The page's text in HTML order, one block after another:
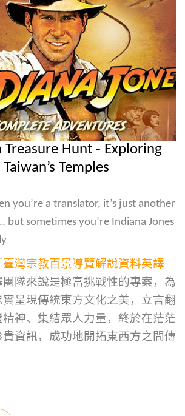
Treasure Hunt - Exploring
Temples
you’re a translator, it’s just another
but sometimes you’re Indiana Jones
臺灣宗教百景導覽解說資料英譯
團隊來說是極富挑戰性的專案，為
實呈現傳統東方文化之美，立言翻
神、集結眾人力量，終於在茫茫
資訊，成功地開拓東西方之間傳